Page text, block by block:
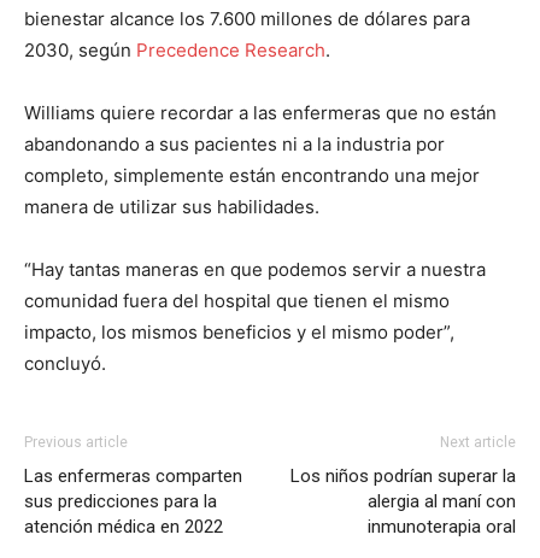
bienestar alcance los 7.600 millones de dólares para
2030, según Precedence Research.
Williams quiere recordar a las enfermeras que no están
abandonando a sus pacientes ni a la industria por
completo, simplemente están encontrando una mejor
manera de utilizar sus habilidades.
“Hay tantas maneras en que podemos servir a nuestra
comunidad fuera del hospital que tienen el mismo
impacto, los mismos beneficios y el mismo poder”,
concluyó.
Previous article
Las enfermeras comparten
sus predicciones para la
atención médica en 2022
Next article
Los niños podrían superar la
alergia al maní con
inmunoterapia oral